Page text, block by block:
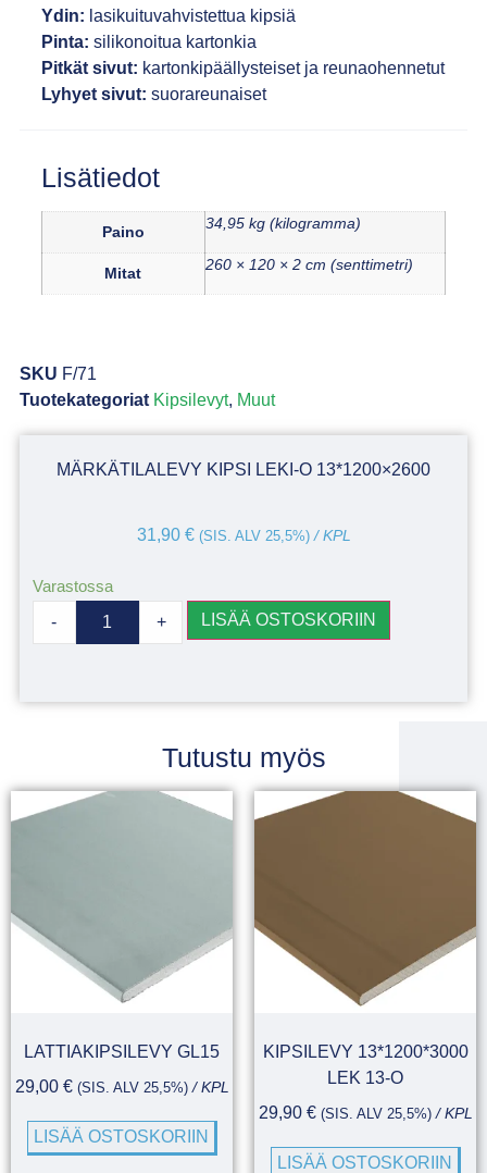
Ydin: lasikuituvahvistettua kipsiä
Pinta: silikonoitua kartonkia
Pitkät sivut: kartonkipäällysteiset ja reunaohennetut
Lyhyet sivut: suorareunaiset
Lisätiedot
Paino 34,95 kg (kilogramma)
Mitat 260 × 120 × 2 cm (senttimetri)
SKU F/71
Tuotekategoriat Kipsilevyt, Muut
MÄRKÄTILALEVY KIPSI LEKI-O 13*1200×2600
31,90 € (SIS. ALV 25,5%)/ KPL
Varastossa
- + LISÄÄ OSTOSKORIIN
Tutustu myös
LATTIAKIPSILEVY GL15
29,00 € (SIS. ALV 25,5%)/ KPL
LISÄÄ OSTOSKORIIN
KIPSILEVY 13*1200*3000
LEK 13-O
29,90 € (SIS. ALV 25,5%)/ KPL
LISÄÄ OSTOSKORIIN